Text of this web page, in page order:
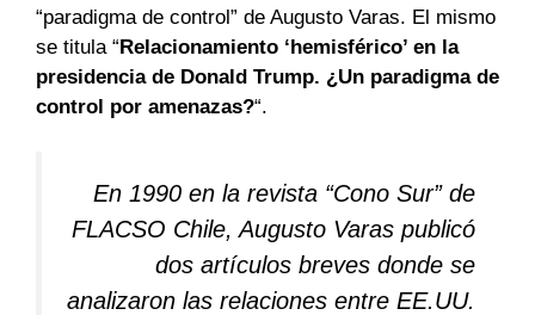
“paradigma de control” de Augusto Varas. El mismo
se titula “Relacionamiento ‘hemisférico’ en la
presidencia de Donald Trump. ¿Un paradigma de
control por amenazas?“.
En 1990 en la revista “Cono Sur” de
FLACSO Chile, Augusto Varas publicó
dos artículos breves donde se
analizaron las relaciones entre EE.UU.